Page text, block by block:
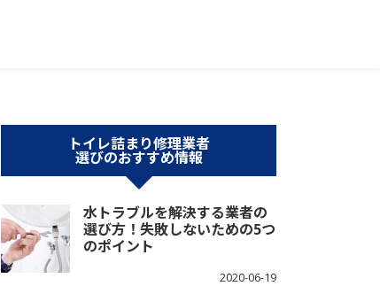
トイレ詰まり修理業者
選びのおすすめ情報
水トラブルを解決する業者の
選び方！失敗しないための5つ
のポイント
2020-06-19